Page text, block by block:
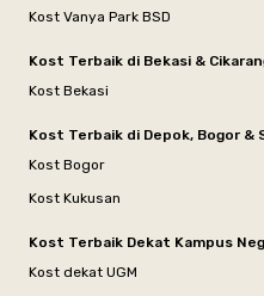
Kost Vanya Park BSD
Kost Terbaik di Bekasi &
Kost Bekasi
Kost Terbaik di Depok, Bogor &
Kost Bogor
Kost Kukusan
Kost Terbaik Dekat Kampus
Kost dekat UGM